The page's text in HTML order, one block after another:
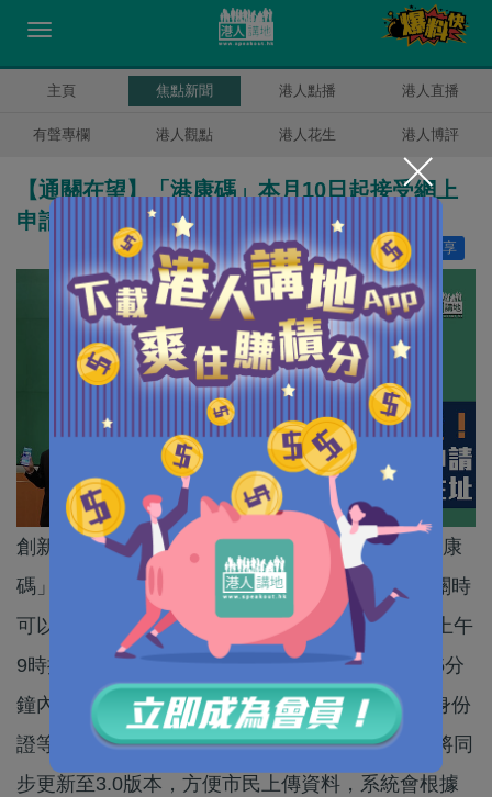
主頁 焦點新聞 港人點播 港人直播
有聲專欄 港人觀點 港人花生 港人博評
【通關在望】「港康碼」本月10日起接受網上
申請 須實名登記申報住址
分享
讚好 7
創新及科技局長薛永恒今午（2日）公布「香港健康
碼」詳情，讓市民申請及熟習其功能，待正式通關時
可以暢順運作。「港康碼」將於下周五（10日）上午
9時接受網上申請，系統屬實名登記，市民須在45分
鐘內完成申請，包括提交住址証明、電話號碼及身份
證等，並申報過去14日行蹤，屆時「安心出行」將同
步更新至3.0版本，方便市民上傳資料，系統會根據